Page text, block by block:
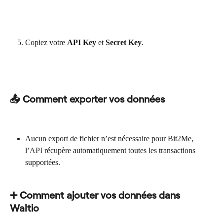
Copiez votre API Key et Secret Key.
📤 Comment exporter vos données
Aucun export de fichier n’est nécessaire pour Bit2Me,
l’API récupère automatiquement toutes les transactions
supportées.
➕ Comment ajouter vos données dans
Waltio